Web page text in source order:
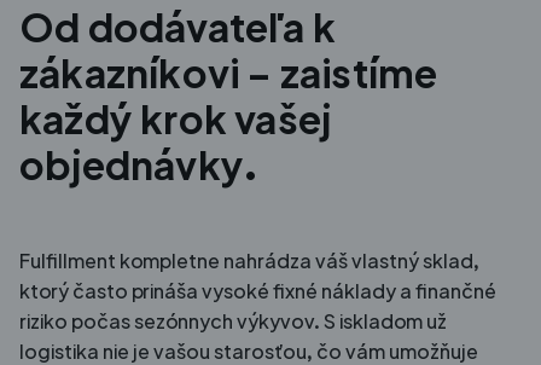
Od dodávateľa k
zákazníkovi – zaistíme
každý krok vašej
objednávky.
Fulfillment kompletne nahrádza váš vlastný sklad,
ktorý často prináša vysoké fixné náklady a finančné
riziko počas sezónnych výkyvov. S iskladom už
logistika nie je vašou starosťou, čo vám umožňuje